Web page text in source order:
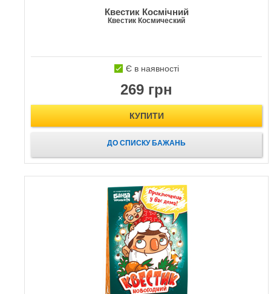
Квестик Космічний
Квестик Космический
Є в наявності
269 грн
КУПИТИ
ДО СПИСКУ БАЖАНЬ